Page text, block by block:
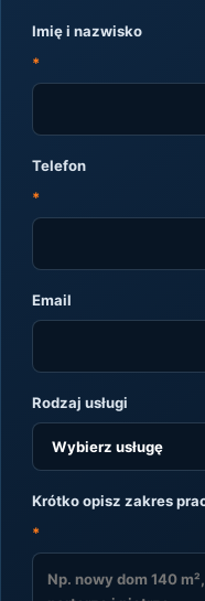
Imię i nazwisko
*
Telefon
*
Email
Rodzaj usługi
Krótko opisz zakres
*